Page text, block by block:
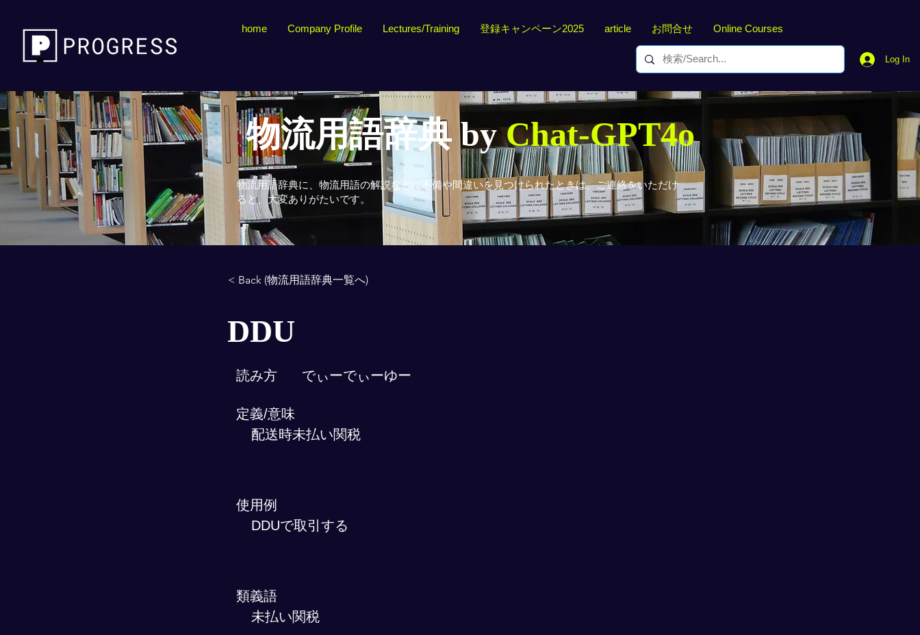
home Company Profile Lectures/Training 登録キャンペーン2025 article お問合せ Online Courses
Log In
物流用語辞典 byChat-GPT4o
物流用語辞典に、物流用語の解説などに不備や間違いを見つけられたときは、ご連絡をいただけ
ると、大変ありがたいです。
< Back (物流用語辞典一覧へ)
DDU
読み方 でぃーでぃーゆー
定義/意味
配送時未払い関税
使用例
DDUで取引する
類義語
未払い関税